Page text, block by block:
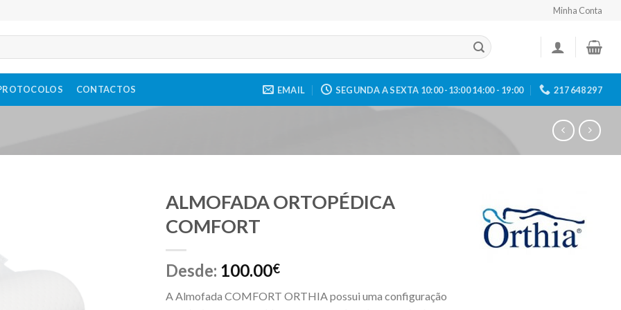
Minha Conta
CONTACTOS EMAIL SEGUNDA A SEXTA 10:00 -13:00 14:00 - 19:00 217 648 297
ALMOFADA ORTOPÉDICA
COMFORT
Desde: 100.00€
A Almofada COMFORT ORTHIA possui uma configuração